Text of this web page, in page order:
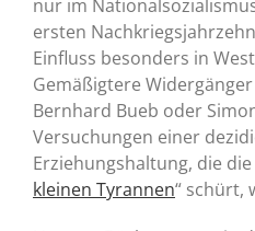
nur im
ersten
Einfluss besonders in
Gemäßigtere
Bernhard Bueb oder
Versuchungen einer
Erziehungshaltung, die die
kleinen Tyrannen“ schürt,